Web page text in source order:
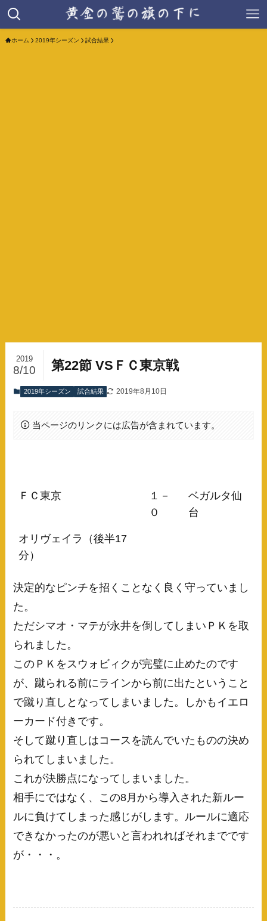
ホーム 2019年シーズン 試合結果
第22節 VSＦＣ東京戦
2019
8/10
2019年シーズン 試合結果 2019年8月10日
当ページのリンクには広告が含まれています。
ＦＣ東京
１－
０
ベガルタ仙
台
オリヴェイラ（後半17
分）
決定的なピンチを招くことなく良く守っていまし
た。
ただシマオ・マテが永井を倒してしまいＰＫを取
られました。
このＰＫをスウォビィクが完璧に止めたのです
が、蹴られる前にラインから前に出たということ
で蹴り直しとなってしまいました。しかもイエロ
ーカード付きです。
そして蹴り直しはコースを読んでいたものの決め
られてしまいました。
これが決勝点になってしまいました。
相手にではなく、この8月から導入された新ルー
ルに負けてしまった感じがします。ルールに適応
できなかったのが悪いと言われればそれまでです
が・・・。